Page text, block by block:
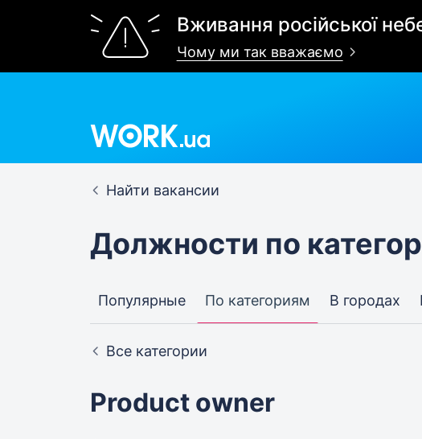
Вживання російської
Чому ми так вважаємо
Найти вакансии
Должности по
Популярные По категориям В городах
Все категории
Product owner